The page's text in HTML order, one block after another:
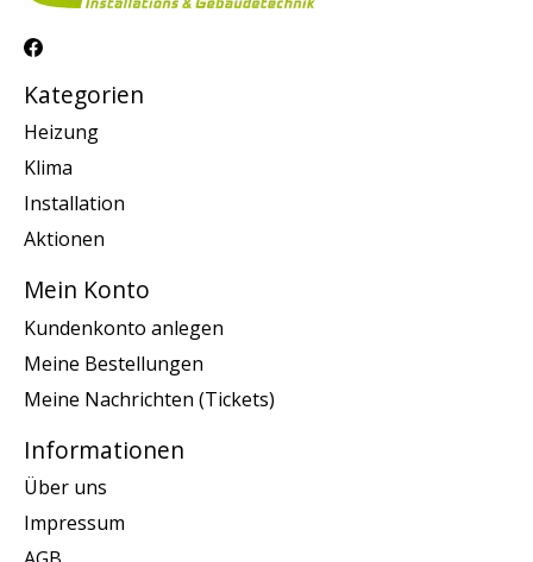
Kategorien
Heizung
Klima
Installation
Aktionen
Mein Konto
Kundenkonto anlegen
Meine Bestellungen
Meine Nachrichten (Tickets)
Informationen
Über uns
Impressum